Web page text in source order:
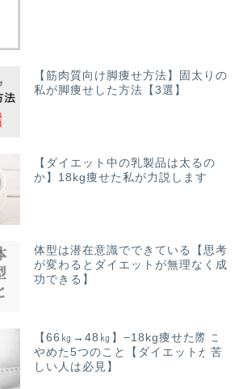
【筋肉質向け脚痩せ方法】固太りの
私が脚痩せした方法【3選】
【ダイエット中の乳製品は太るの
か】18kg痩せた私が力説します
体型は潜在意識でできている【思考
が変わるとダイエットが無理なく成
功できる】
【66㎏→48㎏】−18kg痩せた際に
やめた5つのこと【ダイエットが苦
しい人は必見】
【プロフィール】自己肯定
感が低い・鬱・ひねくれ者
エットに成功し内面美人を
ー
ココロの悩み